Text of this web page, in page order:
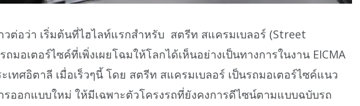
วต่อว่า เริ่มต้นที่ไฮไลท์แรกสำหรับ สตรีท สแครมเบลอร์ (Street
ถมอเตอร์ไซค์ที่เพิ่งเผยโฉมให้โลกได้เห็นอย่างเป็นทางการในงาน EICMA
เทศอิตาลี เมื่อเร็วๆนี้ โดย สตรีท สแครมเบลอร์ เป็นรถมอเตอร์ไซค์แนว
รออกแบบใหม่ ให้มีเฉพาะตัวโครงรถที่ยังคงการดีไซน์ตามแบบฉบับรถ